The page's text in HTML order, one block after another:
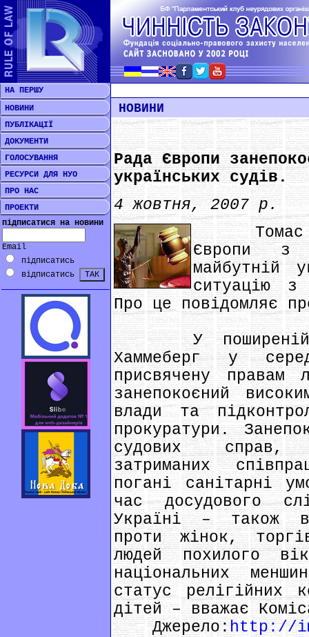
НА ПЕРШУ
НОВИНИ
ПУБЛІКАЦІЇ
ДОКУМЕНТИ
ГОЛОСУВАННЯ
РЕСУРСИ ДЛЯ НУО
ПРО НАС
ПРОЕКТИ
підписатися на новини
Email
підписатись
відписатись
НОВИНИ
Рада Європи
українських судів.
4 жовтня, 2007 р.
Томас
Європи з
майбутній
ситуацію з
Про це повідомляє
У поширеній
Хаммеберг у
присвячену правам
занепокоєний
влади та
прокуратури.
судових справ,
затриманих
погані санітарні
час досудового
Україні – також
проти жінок,
людей похилого
національних
статус релігійних
дітей – вважає
Джерело:http://